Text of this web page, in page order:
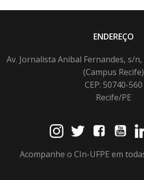
ENDEREÇO
Av. Jornalista Anibal Fernandes, s/
(Campus Recife)
CEP: 50740-560
Recife/PE
Acompanhe o CIn-UFPE em